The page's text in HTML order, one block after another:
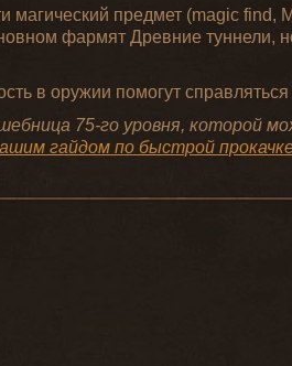
предмет (magic find,
фармят Древние туннели,
в оружии помогут
75-го уровня, которой
гайдом по быстрой